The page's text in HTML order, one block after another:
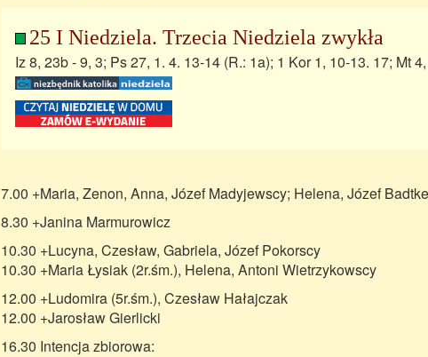
25 I Niedziela. Trzecia Niedziela zwykła
Iz 8, 23b - 9, 3; Ps 27, 1. 4. 13-14 (R.: 1a); 1 Kor 1, 10-13. 17; Mt
7.00 +Maria, Zenon, Anna, Józef Madyjewscy; Helena, Józef Badtke
8.30 +Janina Marmurowicz
10.30 +Lucyna, Czesław, Gabriela, Józef Pokorscy
10.30 +Maria Łysiak (2r.śm.), Helena, Antoni Wietrzykowscy
12.00 +Ludomira (5r.śm.), Czesław Hałajczak
12.00 +Jarosław Gierlicki
16.30 Intencja zbiorowa: